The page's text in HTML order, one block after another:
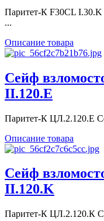
Паритет-К F30CL
...
Описание товара
Сейф
II.120.E
Паритет-К ЦЛ.2.120.E
Описание товара
Сейф
II.120.K
Паритет-К ЦЛ.2.120.К